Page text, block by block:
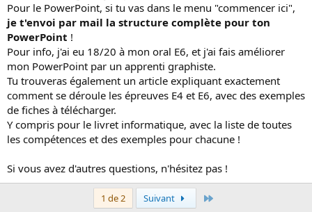
Pour le PowerPoint, si tu vas dans le menu "commencer ici",
je t'envoi par mail la structure complète pour ton
PowerPoint !
Pour info, j'ai eu 18/20 à mon oral E6, et j'ai fais améliorer
mon PowerPoint par un apprenti graphiste.
Tu trouveras également un article expliquant exactement
comment se déroule les épreuves E4 et E6, avec des exemples
de fiches à télécharger.
Y compris pour le livret informatique, avec la liste de toutes
les compétences et des exemples pour chacune !
Si vous avez d'autres questions, n'hésitez pas !
1 de 2 Suivant